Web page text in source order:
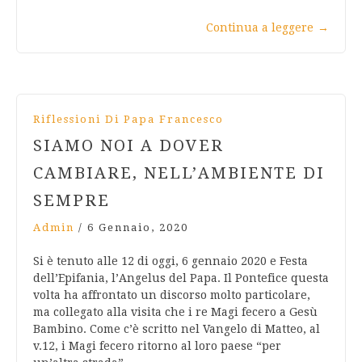
Continua a leggere →
Riflessioni Di Papa Francesco
SIAMO NOI A DOVER
CAMBIARE, NELL’AMBIENTE DI
SEMPRE
Admin / 6 Gennaio, 2020
Si è tenuto alle 12 di oggi, 6 gennaio 2020 e Festa
dell’Epifania, l’Angelus del Papa. Il Pontefice questa
volta ha affrontato un discorso molto particolare,
ma collegato alla visita che i re Magi fecero a Gesù
Bambino. Come c’è scritto nel Vangelo di Matteo, al
v.12, i Magi fecero ritorno al loro paese “per